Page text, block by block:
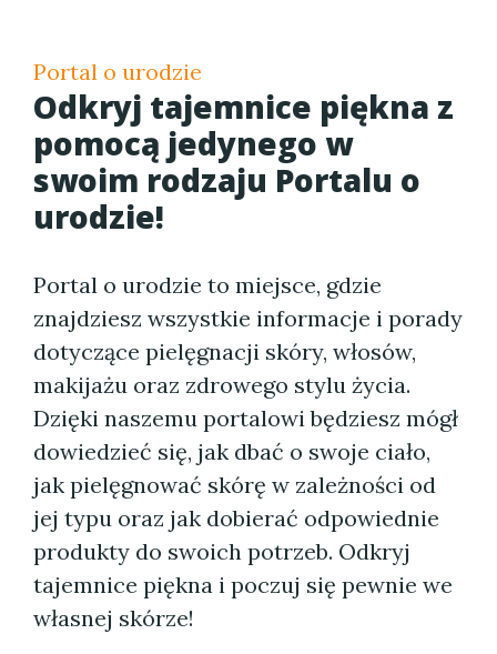
Portal o urodzie
Odkryj tajemnice piękna z
pomocą jedynego w
swoim rodzaju Portalu o
urodzie!
Portal o urodzie to miejsce, gdzie
znajdziesz wszystkie informacje i porady
dotyczące pielęgnacji skóry, włosów,
makijażu oraz zdrowego stylu życia.
Dzięki naszemu portalowi będziesz mógł
dowiedzieć się, jak dbać o swoje ciało,
jak pielęgnować skórę w zależności od
jej typu oraz jak dobierać odpowiednie
produkty do swoich potrzeb. Odkryj
tajemnice piękna i poczuj się pewnie we
własnej skórze!